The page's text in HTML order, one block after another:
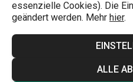
essenzielle Cookies). Die
geändert werden. Mehr hier.
ALLE
hochwertige Materialien und
Wählen Sie Töpfe aus den
und anderen,
dienen werden. Wählen Sie
Topf oder eines unserer